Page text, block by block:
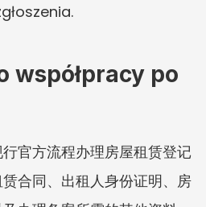
współpracy po
官方流程办理房屋租赁登记
合同、出租人身份证明、房